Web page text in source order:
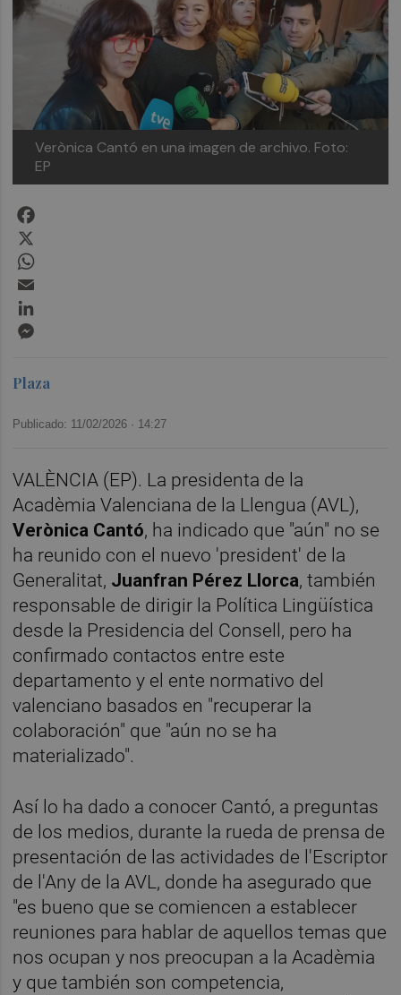
Verònica Cantó en una imagen de archivo. Foto:
EP
Plaza
Publicado: 11/02/2026 · 14:27
VALÈNCIA (EP). La presidenta de la
Acadèmia Valenciana de la Llengua (AVL),
Verònica Cantó, ha indicado que "aún" no se
ha reunido con el nuevo 'president' de la
Generalitat, Juanfran Pérez Llorca, también
responsable de dirigir la Política Lingüística
desde la Presidencia del Consell, pero ha
confirmado contactos entre este
departamento y el ente normativo del
valenciano basados en "recuperar la
colaboración" que "aún no se ha
materializado".
Así lo ha dado a conocer Cantó, a preguntas
de los medios, durante la rueda de prensa de
presentación de las actividades de l'Escriptor
de l'Any de la AVL, donde ha asegurado que
"es bueno que se comiencen a establecer
reuniones para hablar de aquellos temas que
nos ocupan y nos preocupan a la Acadèmia
y que también son competencia,